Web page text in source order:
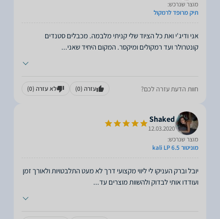
מוצר שנרכש:
תיק מרופד לרמקול
אני ודיג'י ואת כל הציוד שלי קניתי מלבמה. מכבלים סטנדים
קונטרולר ועד רמקולים ומיקסר. המקום היחיד שאני...
חוות הדעת עזרה לכם? עזרה (0) לא עזרה (0)
Shaked
12.03.2020
מוצר שנרכש:
מוניטור kali LP 6.5
יובל וברק העניקו לי ליווי מקצועי דרך לא מעט התלבטויות ולאורך זמן
ועודדו אותי לבדוק ולהשוות מוצרים עד...